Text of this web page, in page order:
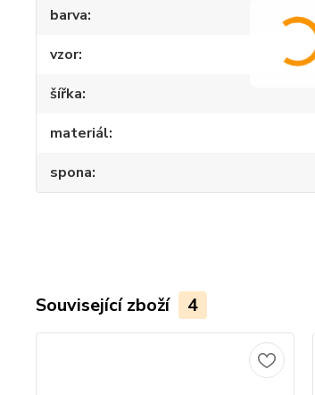
barva
vzor
šířka
materiál
spona
Související zboží 4